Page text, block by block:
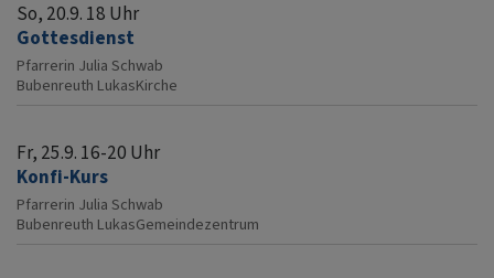
So, 20.9. 18 Uhr
Gottesdienst
Pfarrerin Julia Schwab
Bubenreuth LukasKirche
Fr, 25.9. 16-20 Uhr
Konfi-Kurs
Pfarrerin Julia Schwab
Bubenreuth LukasGemeindezentrum